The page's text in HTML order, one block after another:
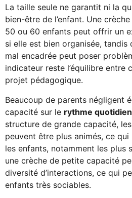
La taille seule ne garantit ni la
bien-être de l’enfant. Une
50 ou 60 enfants peut offrir un
si elle est bien organisée, tandis
mal encadrée peut poser
indicateur reste l’équilibre entre
projet pédagogique.
Beaucoup de parents négligent
capacité sur le rythme
structure de grande capacité,
peuvent être plus animés, ce
les enfants, notamment les plus
une crèche de petite capacité
diversité d’interactions, ce qui
enfants très sociables.